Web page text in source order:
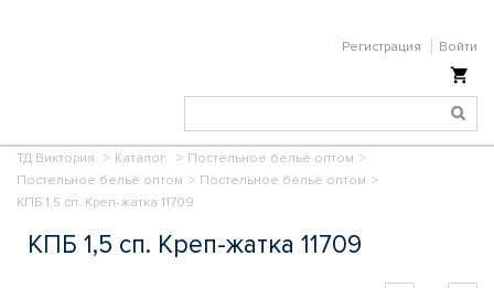
Регистрация Войти
ТД Виктория. > Каталог. > Постельное бельё оптом >
Постельное бельё оптом > Постельное бельё оптом >
КПБ 1,5 сп. Креп-жатка 11709
КПБ 1,5 сп. Креп-жатка 11709